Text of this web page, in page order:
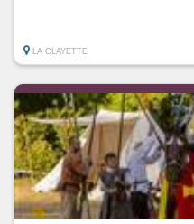
LA CLAYETTE